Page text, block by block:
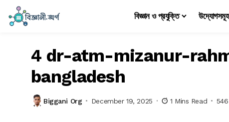
বিজ্ঞান ও প্রযুক্তি উদ্যোগসমূহ
4 dr-atm-mizanur-
bangladesh
Biggani Org December 19, 2025 1 Mins Read